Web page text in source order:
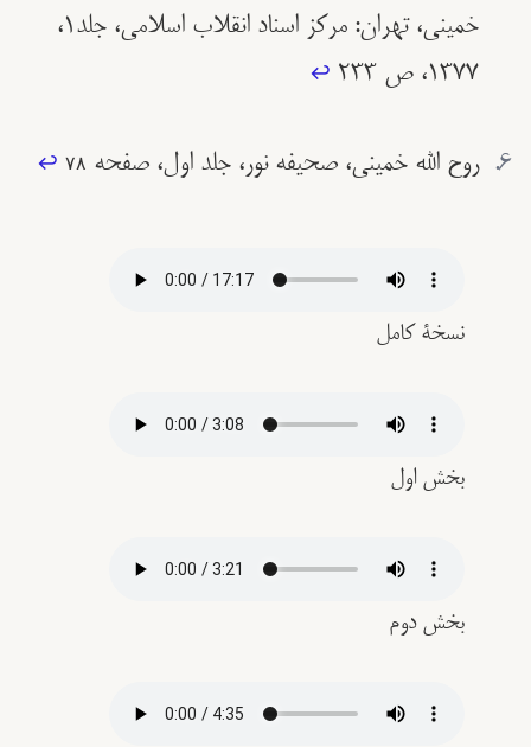
خميني، تهران: مركز اسناد انقلاب اسلامي، جلد١،
١٣٧٧، ص ٢٣٣
↩︎
روح الله خمینی، صحیفه نور، جلد اول، صفحه ۷۸ ↩︎
نسخۀ کامل
بخش اول
بخش دوم